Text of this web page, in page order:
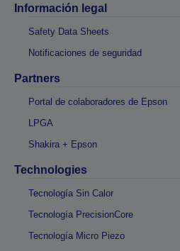
Información legal
Safety Data Sheets
Notificaciones de seguridad
Partners
Portal de colaboradores de Epson
LPGA
Shakira + Epson
Technologies
Tecnología Sin Calor
Tecnología PrecisionCore
Tecnología Micro Piezo